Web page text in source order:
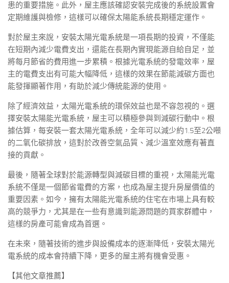
患的重要措施。此外，屋主應該確認安裝完成後的系統設置會
定期維護與檢修，這樣可以確保太陽能系統長期穩定運作。
對於屋主來說，安裝太陽光電系統是一項長期的投資，不僅能
在短期內減少電費支出，還能在長期內實現能源自給自足，並
將每月節省的費用進一步累積。根據光電系統的發電效率，屋
主的電費支出有可能大幅降低，這樣的效果在節能減碳方面也
能發揮顯著作用，有助於減少傳統能源的使用。
除了經濟效益，太陽光電系統的環保效益也是不容忽視的。選
擇安裝太陽能光電系統，屋主可以積極參與到減碳行動中。根
據估算，每安裝一套太陽光電系統，全年可以減少約1.5至2公噸
的二氧化碳排放，這對於改善空氣品質、減少溫室效應有著直
接的貢獻。
最後，隨著全球對於能源轉型與減碳目標的重視，太陽能光電
系統不僅是一個節省電費的方案，也成為屋主提升房屋價值的
重要因素。如今，擁有太陽能光電系統的住宅在市場上具有較
高的競爭力，尤其是在一些有意識到能源問題的買家群體中，
這樣的房產可能會成為首選。
在未來，隨著技術的進步與設備成本的逐漸降低，安裝太陽光
電系統的成本會持續下降，更多的屋主將有機會受惠。
【其他文章推薦】